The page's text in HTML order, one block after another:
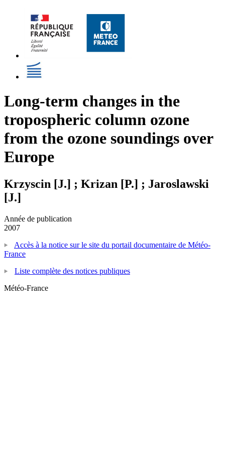
Long-term changes in the
tropospheric column ozone
from the ozone soundings over
Europe
Krzyscin [J.] ; Krizan [P.] ; Jaroslawski
[J.]
Année de publication
2007
Accès à la notice sur le site du portail documentaire de Météo-
France
Liste complète des notices publiques
Météo-France